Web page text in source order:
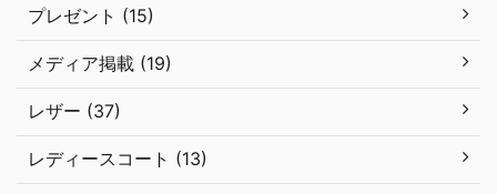
プレゼント (15)
メディア掲載 (19)
レザー (37)
レディースコート (13)